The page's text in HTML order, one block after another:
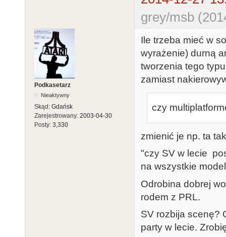
grey/msb
Podkasetarz
Nieaktywny
Skąd: Gdańsk
Zarejestrowany: 2003-04-30
Posty: 3,330
Ile trzeba mieć w
wyrażenie) durną
tworzenia tego
zamiast
czy
zmienić je np. ta
"czy SV w lecie
na wszystkie
Odrobina dobrej
rodem z PRL.
SV rozbija scenę?
party w lecie.